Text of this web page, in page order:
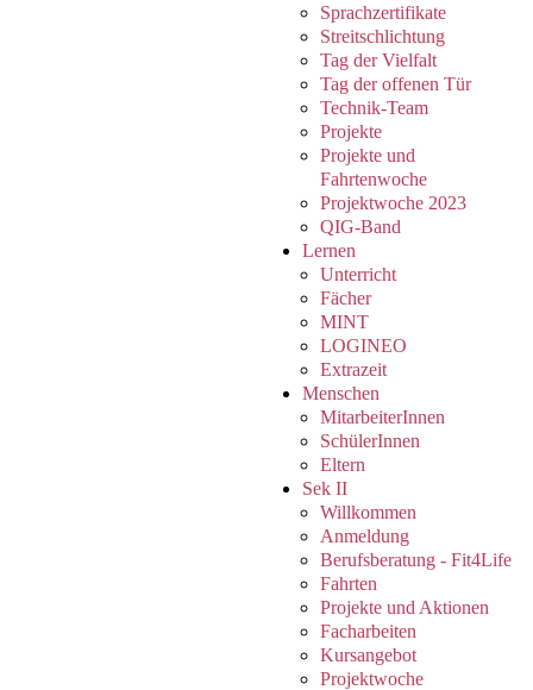
Sprachzertifikate
Streitschlichtung
Tag der Vielfalt
Tag der offenen Tür
Technik-Team
Projekte
Projekte und
Fahrtenwoche
Projektwoche 2023
QIG-Band
Lernen
Unterricht
Fächer
MINT
LOGINEO
Extrazeit
Menschen
MitarbeiterInnen
SchülerInnen
Eltern
Sek II
Willkommen
Anmeldung
Berufsberatung - Fit4Life
Fahrten
Projekte und Aktionen
Facharbeiten
Kursangebot
Projektwoche